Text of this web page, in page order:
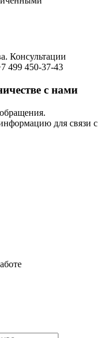
Консультации
499 450-37-43
с нами
для связи с